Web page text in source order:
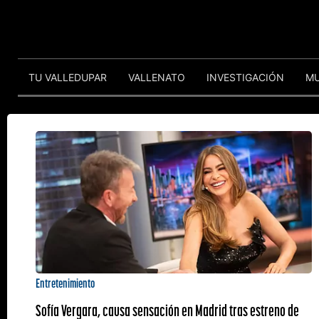
TU VALLEDUPAR VALLENATO INVESTIGACIÓN
Entretenimiento
Sofía Vergara, causa sensación en Madrid tras estreno de